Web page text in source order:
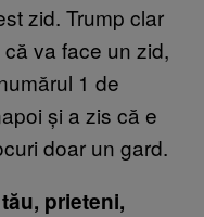
zid. Trump clar
va face un zid,
1 de
și a zis că e
doar un gard.
prieteni,